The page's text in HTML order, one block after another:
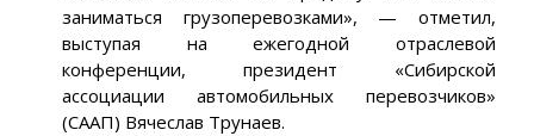
заниматься грузоперевозками», — отметил,
выступая на ежегодной отраслевой
конференции, президент «Сибирской
ассоциации автомобильных перевозчиков»
(СААП) Вячеслав Трунаев.